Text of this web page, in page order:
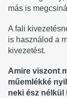
más is
A fali
is használod a
kivezetést.
Amire viszont
műemlékké
neki ész nélkül